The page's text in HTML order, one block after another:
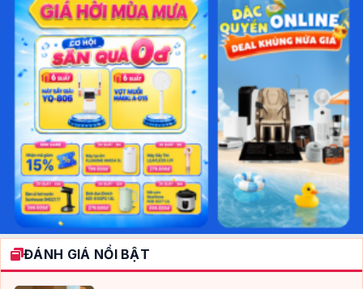
ĐÁNH GIÁ NỔI BẬT